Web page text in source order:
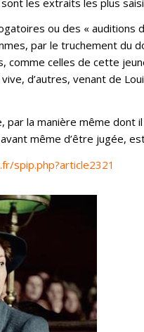
ou des « auditions
par le truchement du
comme celles de cette
d’autres, venant de
par la manière même
même d’être jugée,
spip.php?article2321